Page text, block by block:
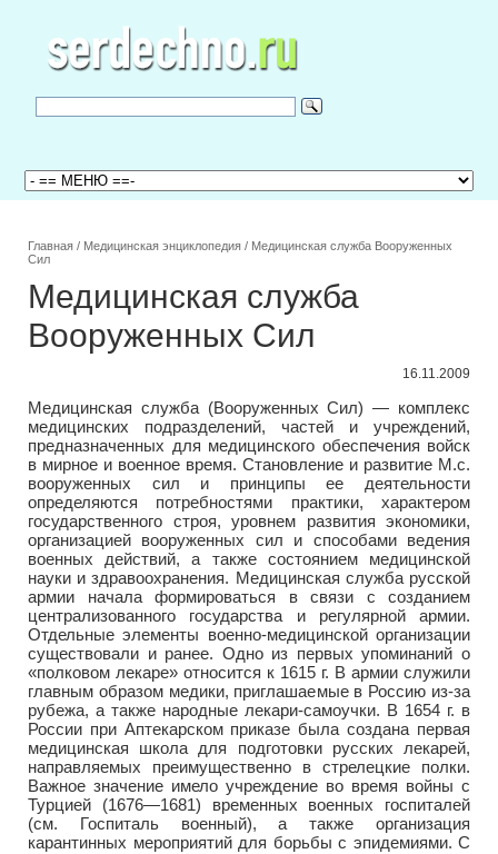
Главная / Медицинская энциклопедия / Медицинская служба Вооруженных
Сил
Медицинская служба
Вооруженных Сил
16.11.2009
Медицинская служба (Вооруженных Сил) — комплекс
медицинских подразделений, частей и учреждений,
предназначенных для медицинского обеспечения войск
в мирное и военное время. Становление и развитие М.с.
вооруженных сил и принципы ее деятельности
определяются потребностями практики, характером
государственного строя, уровнем развития экономики,
организацией вооруженных сил и способами ведения
военных действий, а также состоянием медицинской
науки и здравоохранения. Медицинская служба русской
армии начала формироваться в связи с созданием
централизованного государства и регулярной армии.
Отдельные элементы военно-медицинской организации
существовали и ранее. Одно из первых упоминаний о
«полковом лекаре» относится к 1615 г. В армии служили
главным образом медики, приглашаемые в Россию из-за
рубежа, а также народные лекари-самоучки. В 1654 г. в
России при Аптекарском приказе была создана первая
медицинская школа для подготовки русских лекарей,
направляемых преимущественно в стрелецкие полки.
Важное значение имело учреждение во время войны с
Турцией (1676—1681) временных военных госпиталей
(см. Госпиталь военный), а также организация
карантинных мероприятий для борьбы с эпидемиями. С